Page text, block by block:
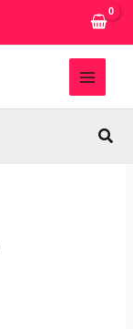
MAIN